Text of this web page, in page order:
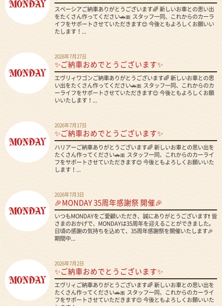
スペーシアご納車ありがとうございます🌈 新しいお車との思い出
をたくさん作ってください🚗🎀 スタッフ一同、これからのカーラ
イフをサポートさせていただきます😊 今後ともよろしくお願いい
たします！...
2026年7月27日
✨ご納車おめでとうございます✨
エヴリィワゴンご納車ありがとうございます🌈 新しいお車との思
い出をたくさん作ってください🚗🎀 スタッフ一同、これからのカ
ーライフをサポートさせていただきます😊 今後ともよろしくお願
いいたします！...
2026年7月17日
✨ご納車おめでとうございます✨
ハリアーご納車ありがとうございます🌈 新しいお車との思い出を
たくさん作ってください🚗🎀 スタッフ一同、これからのカーライ
フをサポートさせていただきます😊 今後ともよろしくお願いいた
します！...
2026年7月3日
🎉MONDAY 35周年感謝祭 開催🎉
いつもMONDAYをご愛顧いただき、誠にありがとうございます❗ 皆
さまのおかげで、MONDAYは35周年を迎えることができました。
日頃の感謝の気持ちを込めて、35周年感謝祭を開催いたします🎉
期間中...
2026年7月2日
✨ご納車おめでとうございます✨
エヴリィご納車ありがとうございます🌈 新しいお車との思い出を
たくさん作ってください🚗🎀 スタッフ一同、これからのカーライ
フをサポートさせていただきます😊 今後ともよろしくお願いいた